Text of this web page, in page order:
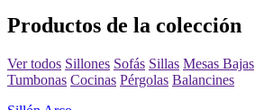
Productos de la colección
Ver todos Sillones Sofás Sillas Mesas Bajas
Tumbonas Cocinas Pérgolas Balancines